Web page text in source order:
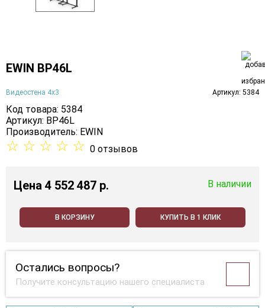
EWIN BP46L
Видеостена 4х3 Артикул: 5384
Код товара: 5384
Артикул: BP46L
Производитель: EWIN
☆ ☆ ☆ ☆ ☆ 0 отзывов
Цена 4 552 487 p. В наличии
В КОРЗИНУ КУПИТЬ В 1 КЛИК
Остались вопросы?
Получите консультацию нашего специалиста